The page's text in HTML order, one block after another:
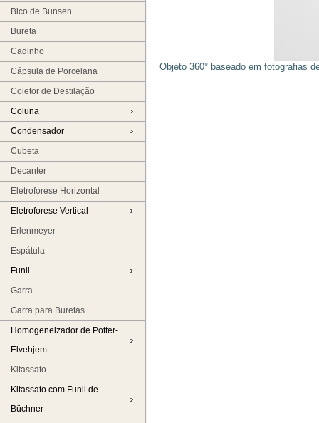
Bico de Bunsen
Bureta
Cadinho
Cápsula de Porcelana
Coletor de Destilação
Coluna
Condensador
Cubeta
Decanter
Eletroforese Horizontal
Eletroforese Vertical
Erlenmeyer
Espátula
Funil
Garra
Garra para Buretas
Homogeneizador de Potter-
Elvehjem
Kitassato
Kitassato com Funil de
Büchner
Objeto 360° baseado em fotografias